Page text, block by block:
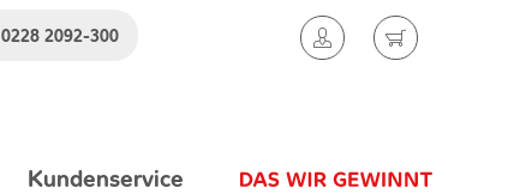
0228 2092-300
Kundenservice